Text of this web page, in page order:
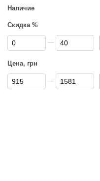
Наличие
Скидка %
От Скидка %
До Скидка %
Цена, грн
От Цена, грн
До Цена, грн